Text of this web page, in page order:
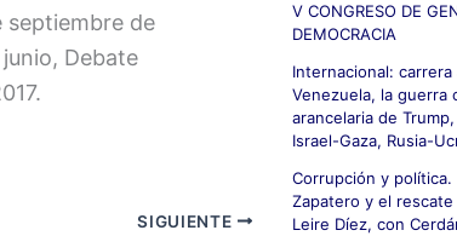
septiembre de
Debate
SIGUIENTE
o
r
:
V CONGRESO DE
DEMOCRACIA
Internacional:
Venezuela, la guerra
arancelaria de
Israel-Gaza, Rusia-
Corrupción y política.
Zapatero y el
Leire Díez, con